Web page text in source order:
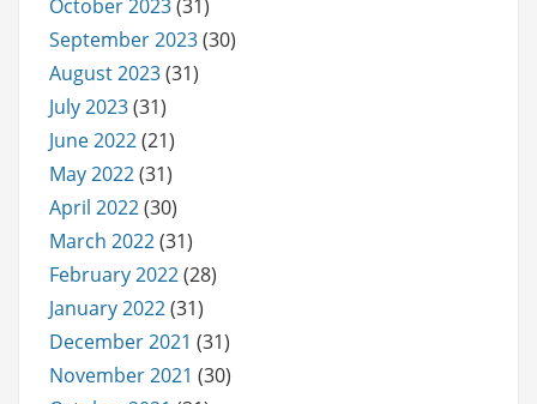
October 2023(31)
September 2023(30)
August 2023(31)
July 2023(31)
June 2022(21)
May 2022(31)
April 2022(30)
March 2022(31)
February 2022(28)
January 2022(31)
December 2021 (31)
November 2021 (30)